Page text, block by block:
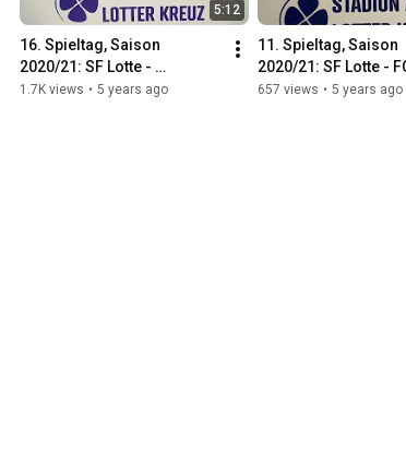
5:12
16. Spieltag, Saison
2020/21: SF Lotte -
Alemannia Aachen (1:0)
1.7K views • 5 years ago
11. Spieltag, Saison
2020/21: SF Lotte -
Schalke 04 U23 (0:0)
657 views • 5 years ago